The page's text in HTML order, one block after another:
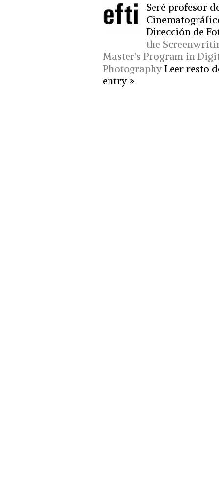
Seré profesor
Dirección de
the
Master's Program in
PhotographyLeer resto
entry »